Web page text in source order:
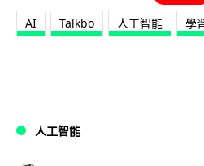
AI Talkbo 人工智能 學
人工智能